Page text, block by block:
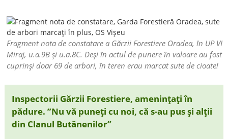
Fragment nota de constatare a Gărzii Forestiere Oradea, în UP VI
Miraj, u.a.9B și u.a.8C. Deși în actul de punere în valoare au fost
cuprinși doar 69 de arbori, în teren erau marcat sute de cioate!
Inspectorii Gărzii Forestiere, amenințați în
pădure. ”Nu vă puneți cu noi, că s-au pus și alții
din Clanul Butănenilor”